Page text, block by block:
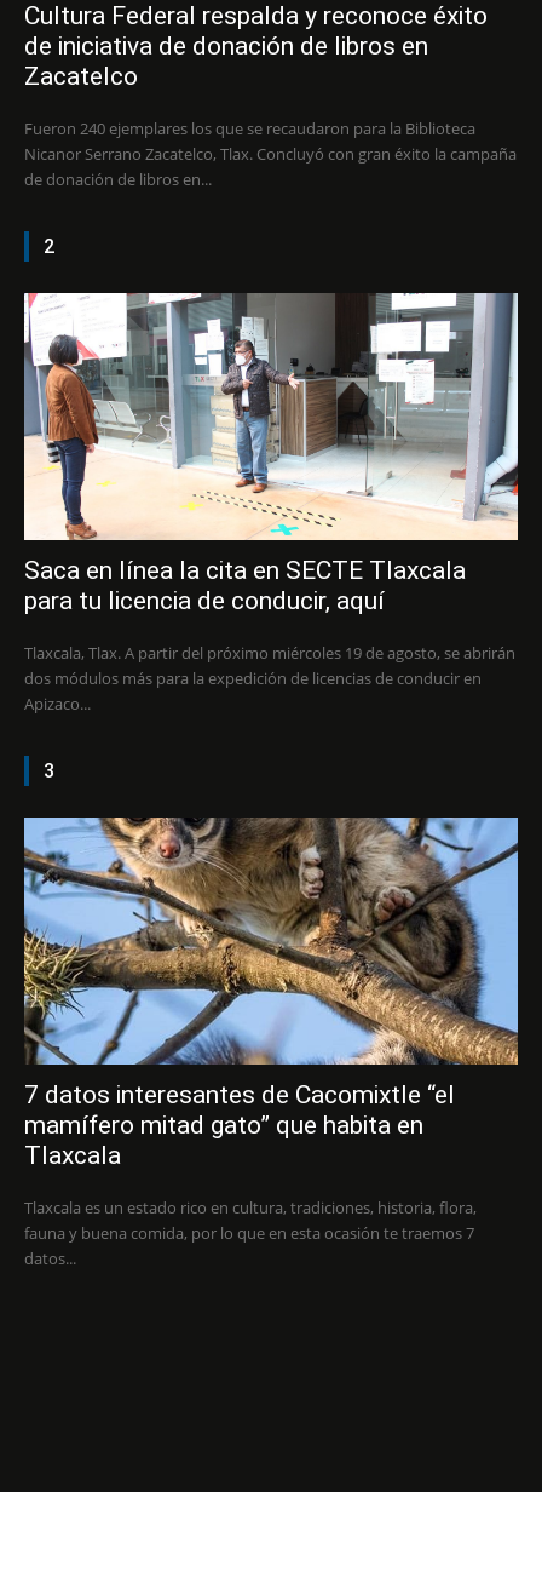
Cultura Federal respalda y reconoce éxito
de iniciativa de donación de libros en
Zacatelco
Fueron 240 ejemplares los que se recaudaron para la Biblioteca
Nicanor Serrano Zacatelco, Tlax. Concluyó con gran éxito la campaña
de donación de libros en...
2
Saca en línea la cita en SECTE Tlaxcala
para tu licencia de conducir, aquí
Tlaxcala, Tlax. A partir del próximo miércoles 19 de agosto, se abrirán
dos módulos más para la expedición de licencias de conducir en
Apizaco...
3
7 datos interesantes de Cacomixtle “el
mamífero mitad gato” que habita en
Tlaxcala
Tlaxcala es un estado rico en cultura, tradiciones, historia, flora,
fauna y buena comida, por lo que en esta ocasión te traemos 7
datos...